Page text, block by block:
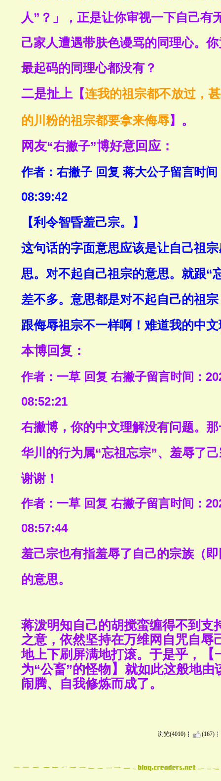
人”？」，正是让你审视一下自己有
己家人遭遇带肤色谩骂的同理心。
最起码的同理心都没有？
二是扯上 【连我的祖宗都不放过，
的川粉的祖宗都要拿来侮辱】。
网友“右撇子”博好意回应：
作者：右撇子 回复 蒋大公子留言时间
08:39:42
【利令智昏羞己宗。】
这句话的字面意思应该是让自己祖
思。对不起自己祖宗的意思。就跟“
差不多。意思都是对不起自己的祖
跟侮辱祖宗不一样啊！难道我的中
本博回复：
作者：一草 回复 右撇子留言时间：
08:52:21
右撇博，你的中文理解没有问题。
华川的行为属“忘祖忘宗”、羞辱了
谢谢！
作者：一草 回复 右撇子留言时间：
08:57:44
羞己宗也有指羞辱了自己的宗族（
的意思。
蒋泼明知自己的胡搅蛮缠得不到支
之意，依然坚持在万维网自咒自辱
地上下刷屏满地打滚。 于是乎， 【
为“公畜”的怪物 】 就如此这般地由
闹腾、自我修炼而成了。
浏览(4010) (167)